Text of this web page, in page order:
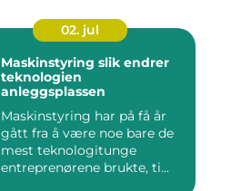
02. jul
Maskinstyring slik endrer
teknologien
anleggsplassen
Maskinstyring har på få år
gått fra å være noe bare de
mest teknologitunge
entreprenørene brukte, ti...